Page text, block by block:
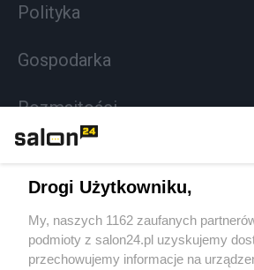
Polityka
Gospodarka
Rozmaitości
Sport
Społeczeństwo
Drogi Użytkowniku,
My, naszych 1162 zaufanych
podmioty z salon24.pl uzyskujemy
przechowujemy informacje na